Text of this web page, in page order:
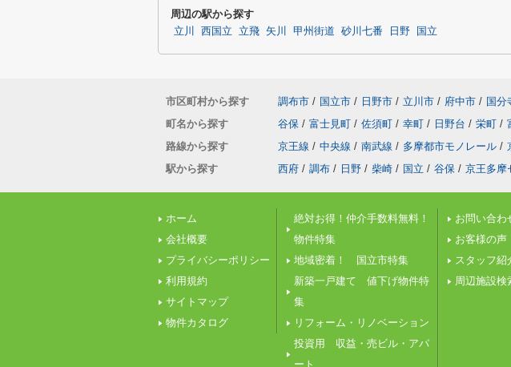
周辺の駅から探す
立川 西国立 立飛 矢川 甲州街道 砂川七番 日野 国立
市区町村から探す 調布市 / 国立市 / 日野市 / 立川市 / 府中市 / 国分
町名から探す
谷保 / 富士見町 / 佐須町 / 幸町 / 日野台 / 栄町 /
路線から探す
京王線 / 中央線 / 南武線 / 多摩都市モノレール /
駅から探す
西府 / 調布 / 日野 / 柴崎 / 国立 / 谷保 / 京王多摩
ホーム
会社概要
プライバシーポリシー
利用規約
サイトマップ
物件カタログ
絶対お得！仲介手数料無料！
物件特集
地域密着！ 国立市特集
新築一戸建て 値下げ物件特
集
リフォーム・リノベーション
投資用 収益・売ビル・アパ
ート
お問い合わ
お客様の声
スタッフ紹
周辺施設検